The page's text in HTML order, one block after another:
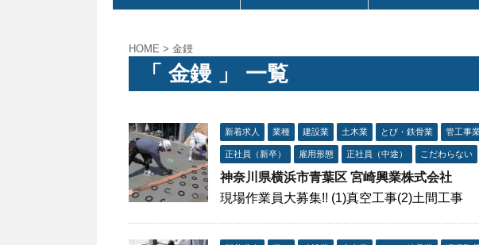
HOME > 金鏝
「 金鏝 」 一覧
新着求人 業種 建設業 土木業 とび・鉄骨業 管工事
正社員（新卒） 雇用形態 正社員（中途） こだわらない
神奈川県横浜市青葉区 宮崎興業株式会社
現場作業員大募集!! (1)真空工事(2)土間工事